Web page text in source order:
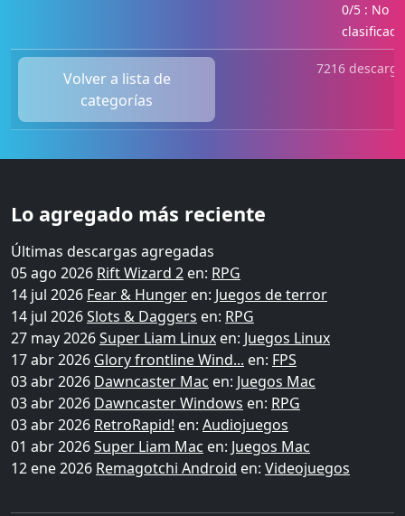
0/5 : No
clasificado
Volver a lista de
categorías
7216
Lo agregado más reciente
Últimas descargas agregadas
05 ago 2026 Rift Wizard 2 en: RPG
14 jul 2026 Fear & Hunger en: Juegos de terror
14 jul 2026Slots & Daggers en: RPG
27 may 2026Super Liam Linux en: Juegos Linux
17 abr 2026 Glory frontline Wind... en: FPS
03 abr 2026 Dawncaster Mac en: Juegos Mac
03 abr 2026 Dawncaster Windows en: RPG
03 abr 2026 RetroRapid! en: Audiojuegos
01 abr 2026Super Liam Mac en: Juegos Mac
12 ene 2026 Remagotchi Android en: Videojuegos